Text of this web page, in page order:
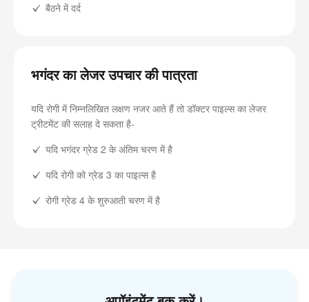
बैठने में दर्द
भगंदर का लेजर उपचार की पात्रता
यदि रोगी में निम्नलिखित लक्षण नजर आते हैं तो डॉक्टर पाइल्स का लेजर
ट्रीटमेंट की सलाह दे सकता है-
यदि भगंदर ग्रेड 2 के अंतिम चरण में है
यदि रोगी को ग्रेड 3 का पाइल्स है
रोगी ग्रेड 4 के शुरुआती चरण में है